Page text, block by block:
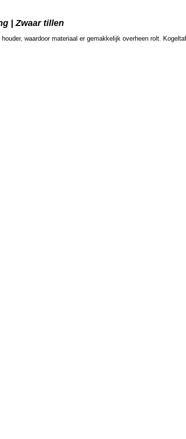
| Zwaar tillen
waardoor materiaal er gemakkelijk overheen rolt.